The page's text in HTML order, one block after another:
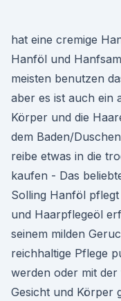
hat eine cremige
Hanföl und
meisten benutzen
aber es ist auch ein
Körper und die
dem Baden/
reibe etwas in die
kaufen - Das
Solling Hanföl
und Haarpflegeöl
seinem milden
reichhaltige Pflege
werden oder mit
Gesicht und Körper